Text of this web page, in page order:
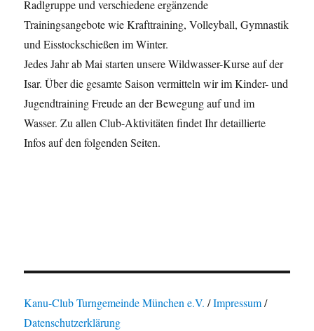
Radlgruppe und verschiedene ergänzende
Trainingsangebote wie Krafttraining, Volleyball, Gymnastik
und Eisstockschießen im Winter.
Jedes Jahr ab Mai starten unsere Wildwasser-Kurse auf der
Isar. Über die gesamte Saison vermitteln wir im Kinder- und
Jugendtraining Freude an der Bewegung auf und im
Wasser. Zu allen Club-Aktivitäten findet Ihr detaillierte
Infos auf den folgenden Seiten.
Kanu-Club Turngemeinde München e.V. /Impressum/
Datenschutzerklärung